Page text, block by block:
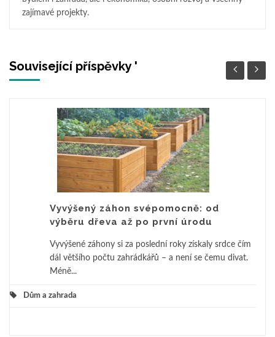
zajímavé projekty.
Související příspěvky '
Vyvýšený záhon svépomocně: od
výběru dřeva až po první úrodu
Vyvýšené záhony si za poslední roky získaly srdce čím
dál většího počtu zahrádkářů – a není se čemu divat.
Méně...
Dům a zahrada